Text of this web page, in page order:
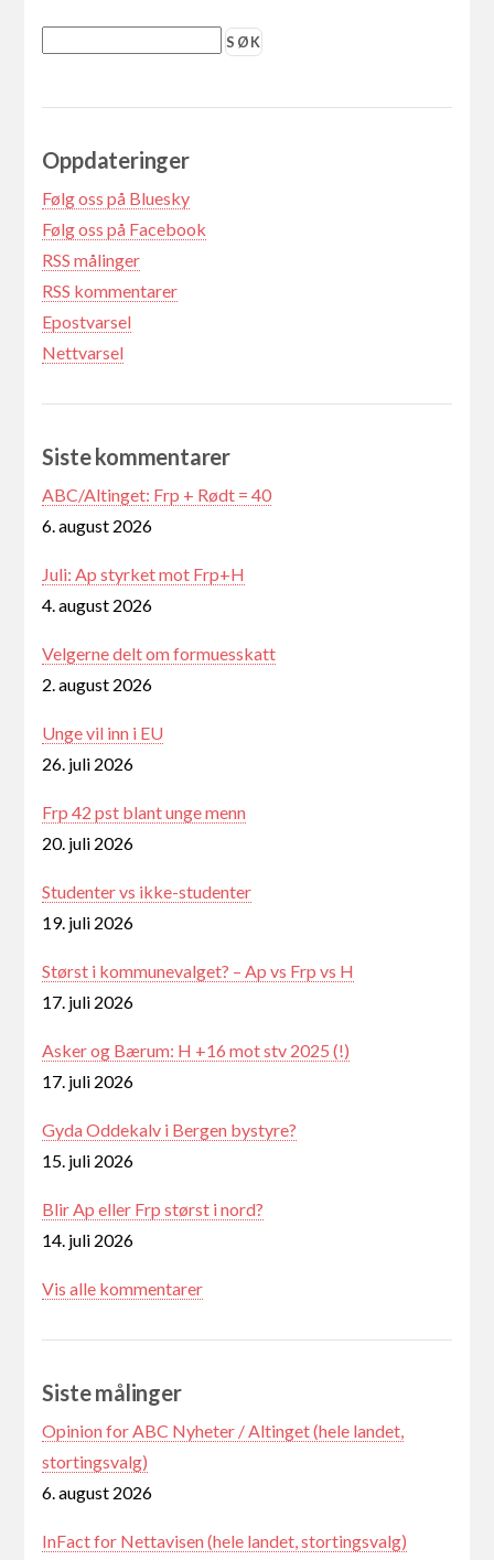
Oppdateringer
Følg oss på Bluesky
Følg oss på Facebook
RSS målinger
RSS kommentarer
Epostvarsel
Nettvarsel
Siste kommentarer
ABC/Altinget: Frp + Rødt = 40
6. august 2026
Juli: Ap styrket mot Frp+H
4. august 2026
Velgerne delt om formuesskatt
2. august 2026
Unge vil inn i EU
26. juli 2026
Frp 42 pst blant unge menn
20. juli 2026
Studenter vs ikke-studenter
19. juli 2026
Størst i kommunevalget? – Ap vs Frp vs H
17. juli 2026
Asker og Bærum: H +16 mot stv 2025 (!)
17. juli 2026
Gyda Oddekalv i Bergen bystyre?
15. juli 2026
Blir Ap eller Frp størst i nord?
14. juli 2026
Vis alle kommentarer
Siste målinger
Opinion for ABC Nyheter / Altinget (hele landet,
stortingsvalg)
6. august 2026
InFact for Nettavisen (hele landet, stortingsvalg)